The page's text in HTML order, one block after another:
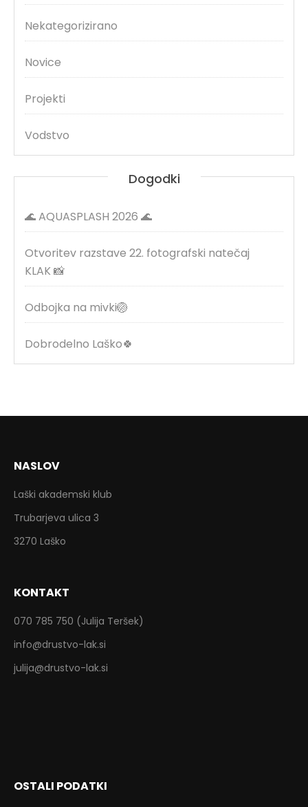
Nekategorizirano
Novice
Projekti
Vodstvo
Dogodki
🌊 AQUASPLASH 2026 🌊
Otvoritev razstave 22. fotografski natečaj
KLAK 📸
Odbojka na mivki🏐
Dobrodelno Laško🍀
NASLOV
Laški akademski klub
Trubarjeva ulica 3
3270 Laško
KONTAKT
070 785 750 (Julija Teršek)
info@drustvo-lak.si
julija@drustvo-lak.si
OSTALI PODATKI